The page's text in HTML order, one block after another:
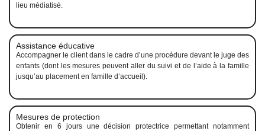
lieu médiatisé.
Assistance éducative
Accompagner le client dans le cadre d’une procédure devant le juge des
enfants (dont les mesures peuvent aller du suivi et de l’aide à la famille
jusqu’au placement en famille d’accueil).
Mesures de protection
Obtenir en 6 jours une décision protectrice permettant notamment